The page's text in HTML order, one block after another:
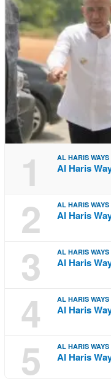
1 AL HARIS WAYS
Al Haris
2 AL HARIS WAYS
Al Haris
3 AL HARIS WAYS
Al Haris
4 AL HARIS WAYS
Al Haris
5 AL HARIS WAYS
Al Haris